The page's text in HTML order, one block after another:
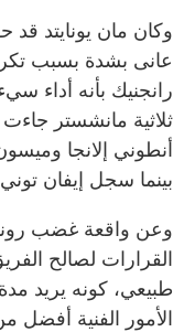
عانى بشدة بسبب
رانجنيك بأنه أداء
ثلاثية مانشستر
أنطوني إلانجا
بينما سجل إيفان
وعن واقعة غضب
القرارات لصالح
طبيعي، كونه يريد
الأمور الفنية أفضل